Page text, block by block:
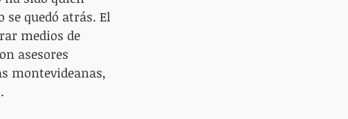
quedó atrás. El
medios de
asesores
montevideanas,